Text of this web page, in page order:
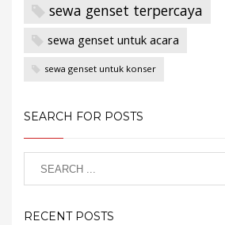
sewa genset terpercaya
sewa genset untuk acara
sewa genset untuk konser
SEARCH FOR POSTS
RECENT POSTS